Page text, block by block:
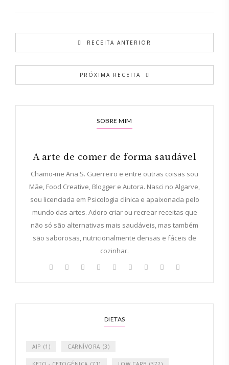
RECEITA ANTERIOR
PRÓXIMA RECEITA
SOBRE MIM
A arte de comer de forma saudável
Chamo-me Ana S. Guerreiro e entre outras coisas sou
Mãe, Food Creative, Blogger e Autora. Nasci no Algarve,
sou licenciada em Psicologia clínica e apaixonada pelo
mundo das artes. Adoro criar ou recrear receitas que
não só são alternativas mais saudáveis, mas também
são saborosas, nutricionalmente densas e fáceis de
cozinhar.
DIETAS
AIP (1) CARNÍVORA (3)